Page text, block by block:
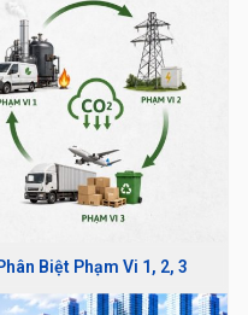
Biệt Phạm Vi 1, 2, 3